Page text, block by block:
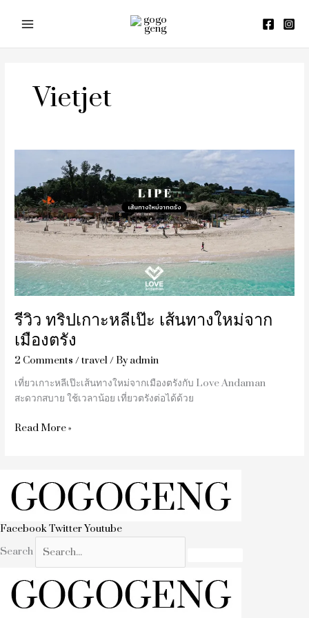
Vietjet
รีวิว ทริปเกาะหลีเป๊ะ เส้นทางใหม่จาก
เมืองตรัง
2 Comments /travel/ Byadmin
เที่ยวเกาะหลีเป๊ะเส้นทางใหม่จากเมืองตรังกับ Love Andaman
สะดวกสบาย ใช้เวลาน้อย เที่ยวตรังต่อได้ด้วย
เกาะ
หลี
เป๊ะ
เส้น
ทาง
ใหม่
จาก
เมือง
Read More »
FacebookTwitterYoutube
Search